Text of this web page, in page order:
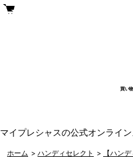
買い
マイプレシャスの公式オンライ
ホーム > ハンディセレクト > 【ハン